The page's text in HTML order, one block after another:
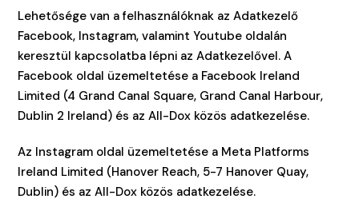
Lehetősége van a felhasználóknak az Adatkezelő
Facebook, Instagram, valamint Youtube oldalán
keresztül kapcsolatba lépni az Adatkezelővel. A
Facebook oldal üzemeltetése a Facebook Ireland
Limited (4 Grand Canal Square, Grand Canal Harbour,
Dublin 2 Ireland) és az All-Dox közös adatkezelése.
Az Instagram oldal üzemeltetése a Meta Platforms
Ireland Limited (Hanover Reach, 5-7 Hanover Quay,
Dublin) és az All-Dox közös adatkezelése.